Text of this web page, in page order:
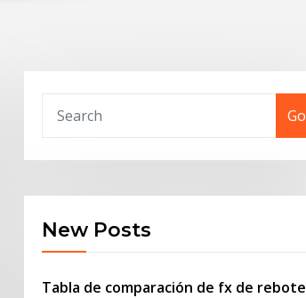
Go
New Posts
Tabla de comparación de fx de rebote